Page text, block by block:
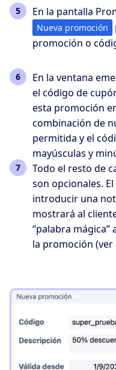
En la pantalla
Nueva promoción
promoción o
En la ventana
el código de
esta promoción
combinación de
permitida y el
mayúsculas y
Todo el resto de
son opcionales.
introducir una
mostrará al
“palabra
la promoción (ver